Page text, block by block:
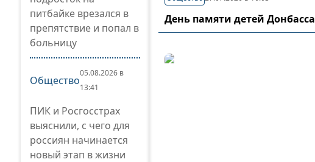
питбайке врезался в
препятствие и попал в
больницу
Общество
05.08.2026 в
13:41
ПИК и Росгосстрах
выяснили, с чего для
россиян начинается
новый этап в жизни
День памяти детей Донбасса